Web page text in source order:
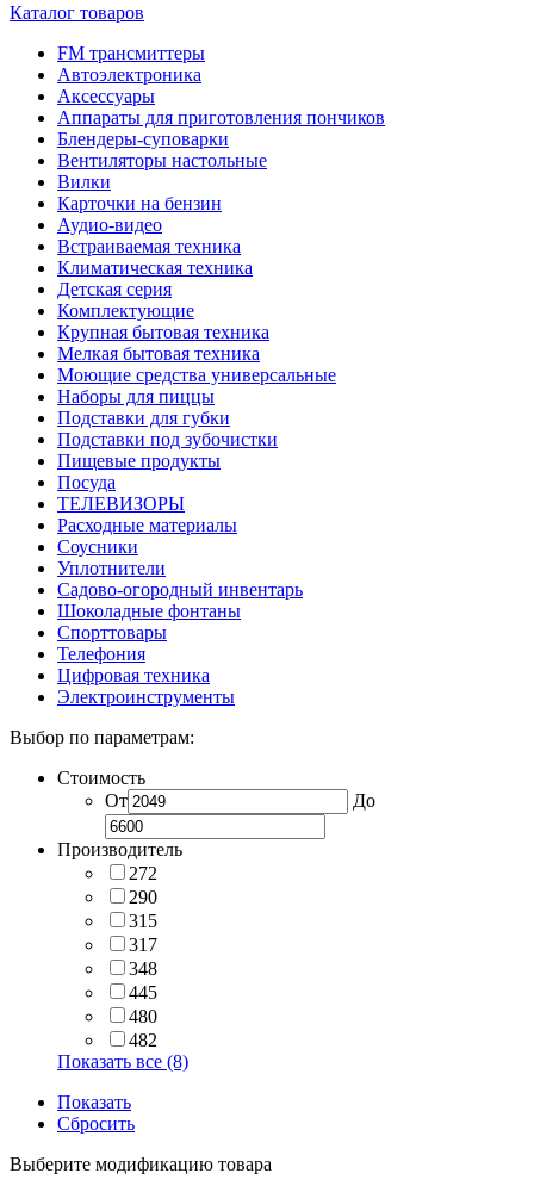
Каталог товаров
FM трансмиттеры
Автоэлектроника
Аксессуары
Аппараты для приготовления пончиков
Блендеры-суповарки
Вентиляторы настольные
Вилки
Карточки на бензин
Аудио-видео
Встраиваемая техника
Климатическая техника
Детская серия
Комплектующие
Крупная бытовая техника
Мелкая бытовая техника
Моющие средства универсальные
Наборы для пиццы
Подставки для губки
Подставки под зубочистки
Пищевые продукты
Посуда
ТЕЛЕВИЗОРЫ
Расходные материалы
Соусники
Уплотнители
Садово-огородный инвентарь
Шоколадные фонтаны
Спорттовары
Телефония
Цифровая техника
Электроинструменты
Выбор по параметрам:
Стоимость
От
До
Производитель
272
290
315
317
348
445
480
482
Показать все (8)
Показать
Сбросить
Выберите модификацию товара